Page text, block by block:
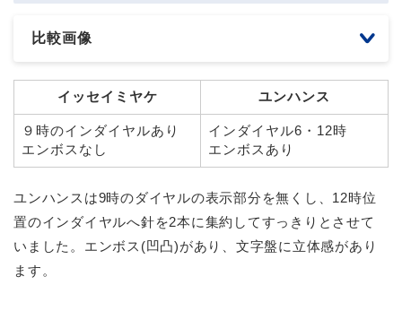
比較画像
イッセイミヤケ ユンハンス
９時のインダイヤルあり
エンボスなし
インダイヤル6・12時
エンボスあり
ユンハンスは9時のダイヤルの表示部分を無くし、12時位
置のインダイヤルへ針を2本に集約してすっきりとさせて
いました。エンボス(凹凸)があり、文字盤に立体感があり
ます。